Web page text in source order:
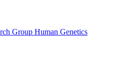
Group Human Genetics